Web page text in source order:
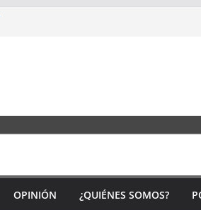
OPINIÓN ¿QUIÉNES SOMOS?